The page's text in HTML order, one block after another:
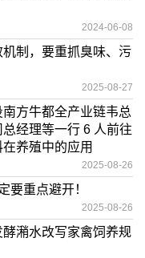
2024-06-08
制，要重抓臭味、污
2025-08-27
方牛都全产业链韦总
经理等一行 6 人前往
养殖中的应用
2025-08-26
要重点避开！
2025-08-26
酵潲水改写家禽饲养规